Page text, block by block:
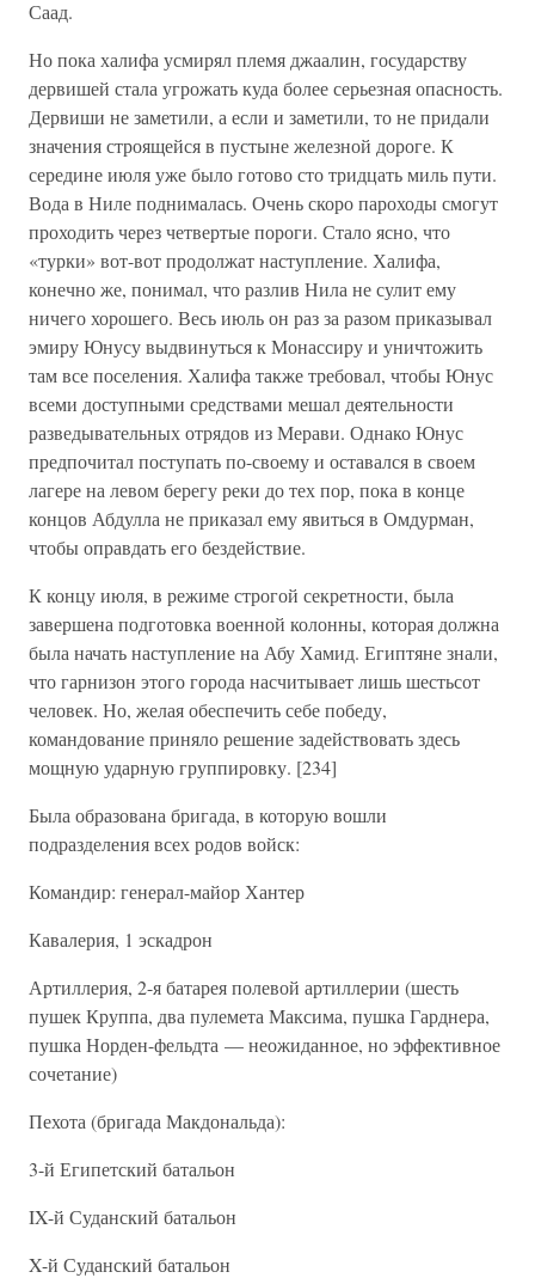
Саад.
Но пока халифа усмирял племя джаалин, государству
дервишей стала угрожать куда более серьезная опасность.
Дервиши не заметили, а если и заметили, то не придали
значения строящейся в пустыне железной дороге. К
середине июля уже было готово сто тридцать миль пути.
Вода в Ниле поднималась. Очень скоро пароходы смогут
проходить через четвертые пороги. Стало ясно, что
«турки» вот-вот продолжат наступление. Халифа,
конечно же, понимал, что разлив Нила не сулит ему
ничего хорошего. Весь июль он раз за разом приказывал
эмиру Юнусу выдвинуться к Монассиру и уничтожить
там все поселения. Халифа также требовал, чтобы Юнус
всеми доступными средствами мешал деятельности
разведывательных отрядов из Мерави. Однако Юнус
предпочитал поступать по-своему и оставался в своем
лагере на левом берегу реки до тех пор, пока в конце
концов Абдулла не приказал ему явиться в Омдурман,
чтобы оправдать его бездействие.
К концу июля, в режиме строгой секретности, была
завершена подготовка военной колонны, которая должна
была начать наступление на Абу Хамид. Египтяне знали,
что гарнизон этого города насчитывает лишь шестьсот
человек. Но, желая обеспечить себе победу,
командование приняло решение задействовать здесь
мощную ударную группировку. [234]
Была образована бригада, в которую вошли
подразделения всех родов войск:
Командир: генерал-майор Хантер
Кавалерия, 1 эскадрон
Артиллерия, 2-я батарея полевой артиллерии (шесть
пушек Круппа, два пулемета Максима, пушка Гарднера,
пушка Норден-фельдта — неожиданное, но эффективное
сочетание)
Пехота (бригада Макдональда):
3-й Египетский батальон
IX-й Суданский батальон
X-й Суданский батальон